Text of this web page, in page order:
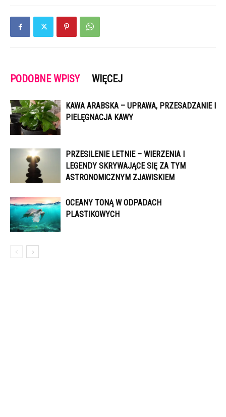
PODOBNE WPISY WIĘCEJ
KAWA ARABSKA – UPRAWA, PRZESADZANIE I
PIELĘGNACJA KAWY
PRZESILENIE LETNIE – WIERZENIA I
LEGENDY SKRYWAJĄCE SIĘ ZA TYM
ASTRONOMICZNYM ZJAWISKIEM
OCEANY TONĄ W ODPADACH
PLASTIKOWYCH